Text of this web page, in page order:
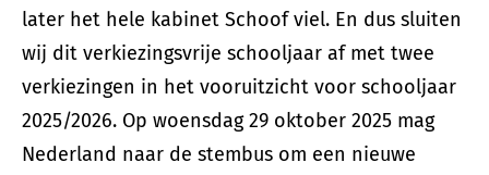
later het hele kabinet Schoof viel. En dus sluiten
wij dit verkiezingsvrije schooljaar af met twee
verkiezingen in het vooruitzicht voor schooljaar
2025/2026. Op woensdag 29 oktober 2025 mag
Nederland naar de stembus om een nieuwe